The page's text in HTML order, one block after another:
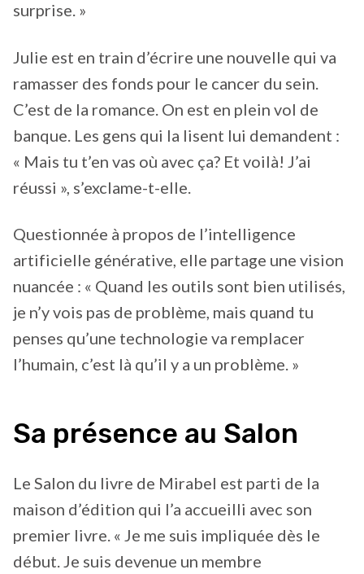
surprise. »
Julie est en train d’écrire une nouvelle qui va
ramasser des fonds pour le cancer du sein.
C’est de la romance. On est en plein vol de
banque. Les gens qui la lisent lui demandent :
« Mais tu t’en vas où avec ça? Et voilà! J’ai
réussi », s’exclame-t-elle.
Questionnée à propos de l’intelligence
artificielle générative, elle partage une vision
nuancée : « Quand les outils sont bien utilisés,
je n’y vois pas de problème, mais quand tu
penses qu’une technologie va remplacer
l’humain, c’est là qu’il y a un problème. »
Sa présence au Salon
Le Salon du livre de Mirabel est parti de la
maison d’édition qui l’a accueilli avec son
premier livre. « Je me suis impliquée dès le
début. Je suis devenue un membre